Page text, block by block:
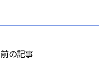
前の記事